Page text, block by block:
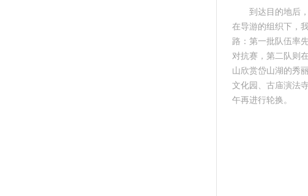
到达目的地后
在导游的组织下，
路：第一批队伍率
对抗赛，第二队则
山欣赏岱山湖的秀
文化园、古庙演法
午再进行轮换。